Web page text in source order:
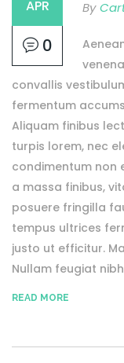
APR
0
By
convallis
fermentum
Aliquam finibus
turpis lorem, nec
condimentum non
a massa finibus,
posuere fringilla
tempus ultrices
justo ut efficitur.
Nullam feugiat nibh
READ MORE